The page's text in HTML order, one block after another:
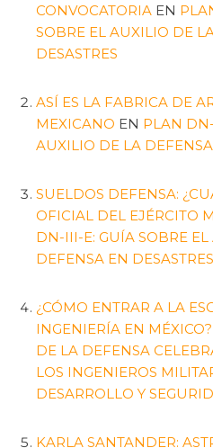
CONVOCATORIA EN
SOBRE EL AUXILIO DE
DESASTRES
ASÍ ES LA FABRICA DE
MEXICANO EN PLAN
AUXILIO DE LA
SUELDOS DEFENSA:
OFICIAL DEL EJÉRCITO
DN-III-E: GUÍA SOBRE
DEFENSA EN DESASTRES
¿CÓMO ENTRAR A LA
INGENIERÍA EN MÉXICO?
DE LA DEFENSA
LOS INGENIEROS
DESARROLLO Y
KARLA SANTANDER: